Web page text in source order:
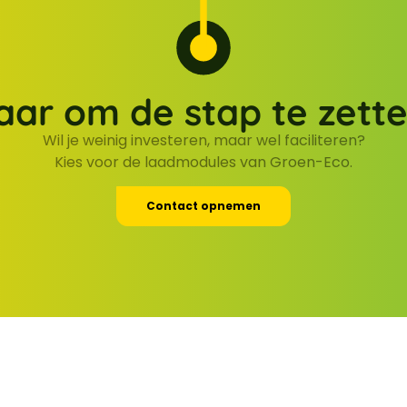
om de stap te
Wil je weinig investeren, maar wel faciliteren?
Kies voor de laadmodules van Groen-Eco.
Contact opnemen